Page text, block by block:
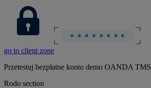
go to client zone
Przetestuj bezpłatne konto demo OANDA TMS
Rodo section